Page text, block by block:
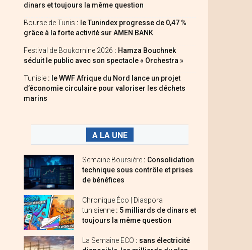
dinars et toujours la même question
Bourse de Tunis : le Tunindex progresse de 0,47 %
grâce à la forte activité sur AMEN BANK
Festival de Boukornine 2026 : Hamza Bouchnek
séduit le public avec son spectacle « Orchestra »
Tunisie : le WWF Afrique du Nord lance un projet
d’économie circulaire pour valoriser les déchets
marins
A LA UNE
Semaine Boursière : Consolidation
technique sous contrôle et prises
de bénéfices
Chronique Éco | Diaspora
tunisienne : 5 milliards de dinars et
toujours la même question
La Semaine ECO : sans électricité